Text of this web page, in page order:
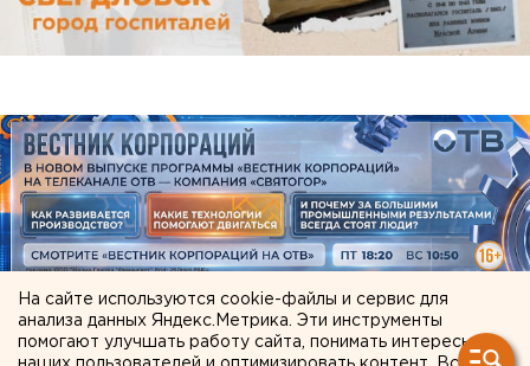
ЧИТАЙТЕ ТАКЖЕ:
На сайте используются cookie-файлы и сервис для
анализа данных Яндекс.Метрика. Эти инструменты
помогают улучшать работу сайта, понимать интересы